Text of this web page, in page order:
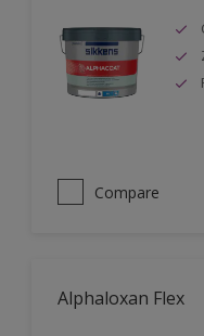
Compare
Alphaloxan Flex